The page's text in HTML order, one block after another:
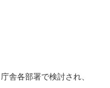
舎各部署で検討され、